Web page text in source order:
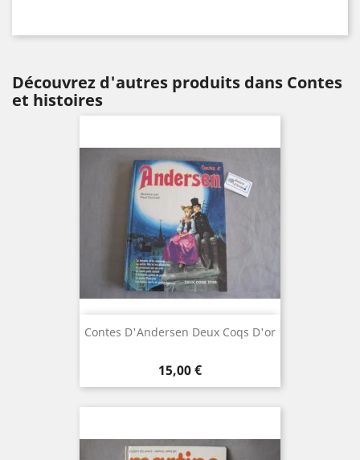
Découvrez d'autres produits dans Contes
et histoires
Contes D'Andersen Deux Coqs D'or
Prix
15,00 €